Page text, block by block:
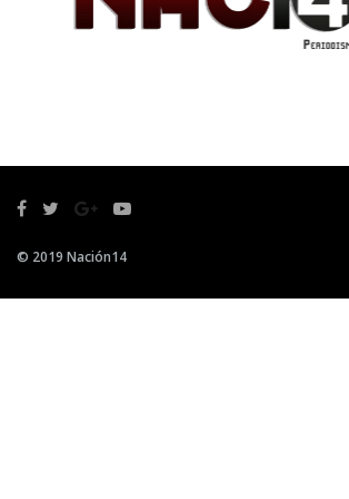
© 2019 Nación14